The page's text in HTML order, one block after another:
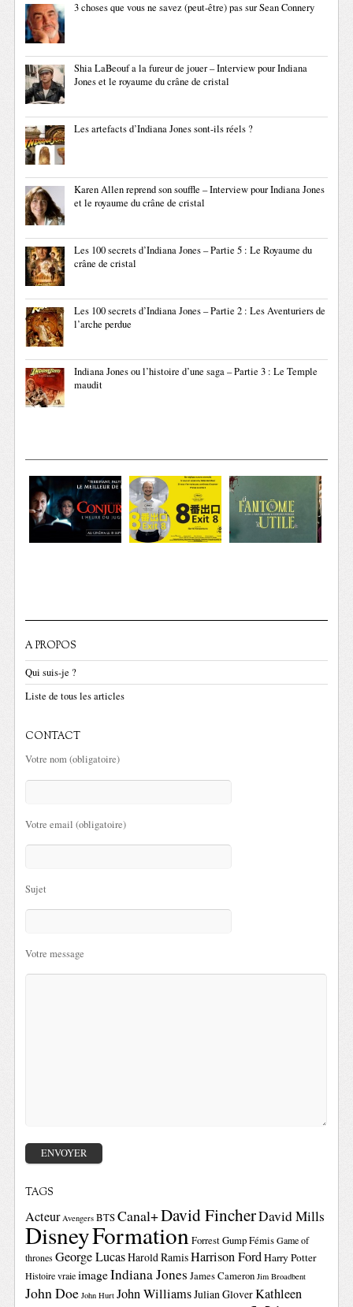
3 choses que vous ne savez (peut-être) pas sur Sean Connery
Shia LaBeouf a la fureur de jouer – Interview pour Indiana
Jones et le royaume du crâne de cristal
Les artefacts d’Indiana Jones sont-ils réels ?
Karen Allen reprend son souffle – Interview pour Indiana Jones
et le royaume du crâne de cristal
Les 100 secrets d’Indiana Jones – Partie 5 : Le Royaume du
crâne de cristal
Les 100 secrets d’Indiana Jones – Partie 2 : Les Aventuriers de
l’arche perdue
Indiana Jones ou l’histoire d’une saga – Partie 3 : Le Temple
maudit
A PROPOS
Qui suis-je ?
Liste de tous les articles
CONTACT
Votre nom (obligatoire)
Votre email (obligatoire)
Sujet
Votre message
TAGS
Acteur Avengers BTSCanal+David FincherDavid Mills
DisneyFormationForrest GumpFémis Game of
thrones George LucasHarold RamisHarrison FordHarry Potter
Histoire vraie imageIndiana Jones James Cameron Jim Broadbent
John Doe John Hurt John WilliamsJulian GloverKathleen